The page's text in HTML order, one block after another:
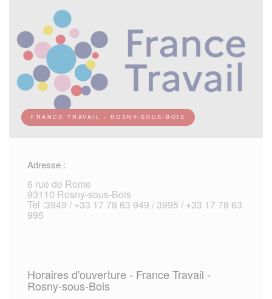
FRANCE TRAVAIL - ROSNY-SOUS-BOIS
Adresse :
6 rue de Rome
93110 Rosny-sous-Bois
Tel :3949 / +33 17 78 63 949 / 3995 / +33 17 78 63
995
Horaires d'ouverture - France Travail -
Rosny-sous-Bois